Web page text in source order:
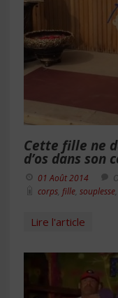
Cette fille ne
d’os dans son
01 Août 2014
corps fille souplesse
Lire l'article